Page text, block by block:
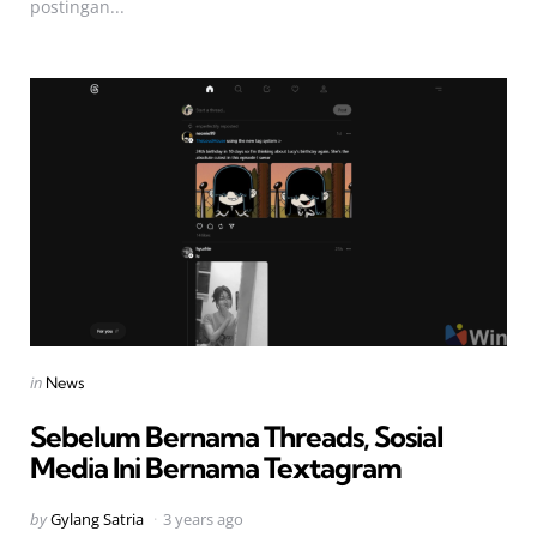
postingan...
Categories
Posted
in News
Sebelum Bernama Threads, Sosial
Media Ini Bernama Textagram
Posted
byGylang Satria 3 years ago